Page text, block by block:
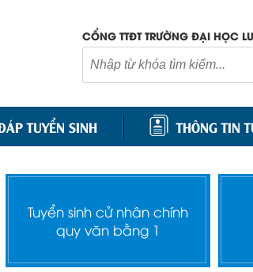
CỔNG TTĐT TRƯỜNG ĐẠI HỌC
TUYỂN SINH THÔNG TIN
Tuyển sinh cử nhân chính
quy văn bằng 1